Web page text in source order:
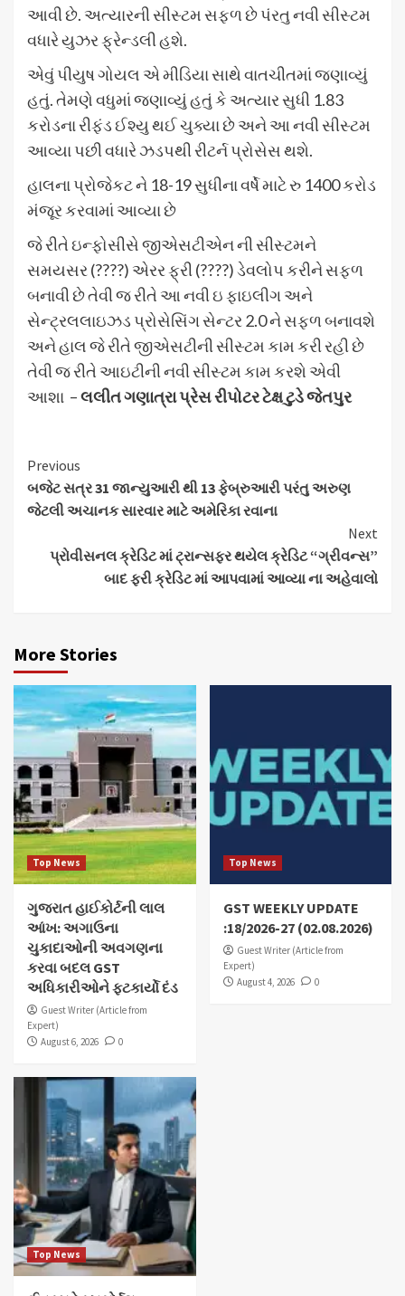
આવી છે. અત્યારની સીસ્ટમ સફળ છે પંરતુ નવી સીસ્ટમ
વધારે યુઝર ફ્રેન્ડલી હશે.
એવું પીયુષ ગોયલ એ મીડિયા સાથે વાતચીતમાં જણાવ્યું
હતું. તેમણે વધુમાં જણાવ્યું હતું કે અત્યાર સુધી 1.83
કરોડના રીફંડ ઈશ્યુ થઈ ચુક્યા છે અને આ નવી સીસ્ટમ
આવ્યા પછી વધારે ઝડપથી રીટર્ન પ્રોસેસ થશે.
હાલના પ્રોજેકટ ને 18-19 સુધીના વર્ષે માટે રુ 1400 કરોડ
મંજૂર કરવામાં આવ્યા છે
જે રીતે ઇન્ફોસીસે જીએસટીએન ની સીસ્ટમને
સમયસર (????) એરર ફ્રી (????) ડેવલોપ કરીને સફળ
બનાવી છે તેવી જ રીતે આ નવી ઇ ફાઇલીગ અને
સેન્ટ્રલલાઇઝડ પ્રોસેસિંગ સેન્ટર 2.0 ને સફળ બનાવશે
અને હાલ જે રીતે જીએસટીની સીસ્ટમ કામ કરી રહી છે
તેવી જ રીતે આઇટીની નવી સીસ્ટમ કામ કરશે એવી
આશા –લલીત ગણાત્રા પ્રેસ રીપોટર ટેક્ષ ટુડે જેતપુર
Continue
Reading
Previous
બજેટ સત્ર 31 જાન્યુઆરી થી 13 ફેબ્રુઆરી પરંતુ અરુણ
જેટલી અચાનક સારવાર માટે અમેરિકા રવાના
Next
પ્રોવીસનલ ક્રેડિટ માં ટ્રાન્સફર થયેલ ક્રેડિટ “ગ્રીવન્સ”
બાદ ફરી ક્રેડિટ માં આપવામાં આવ્યા ના અહેવાલો
More Stories
Top News
ગુજરાત હાઈકોર્ટની લાલ
આંખ: અગાઉના
ચુકાદાઓની અવગણના
કરવા બદલ GST
અધિકારીઓને ફટકાર્યો દંડ
Guest Writer (Article from
Expert)
August 6, 2026
0
Top News
GST WEEKLY UPDATE
:18/2026-27 (02.08.2026)
Guest Writer (Article from
Expert)
August 4, 2026
0
Top News